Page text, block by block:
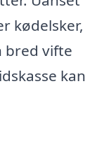
kødelsker,
bred vifte
kan